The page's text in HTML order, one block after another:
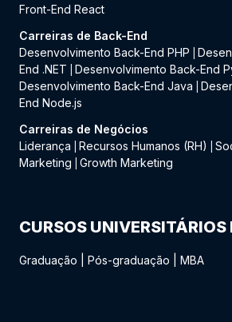
Front-End React
Carreiras de Back-End
Desenvolvimento Back-End PHP
End .NET
Desenvolvimento Back-End
Desenvolvimento Back-End Java
End Node.js
Carreiras de Negócios
Liderança
Recursos Humanos (RH)
Marketing
Growth Marketing
CURSOS UNIVERSITÁRIOS
Graduação Pós-graduação MBA